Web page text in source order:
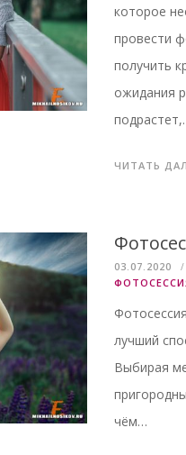
которое
провести
получить
ожидания
ЧИТАТЬ
03.07.2020
лучший
Выбирая
чём…